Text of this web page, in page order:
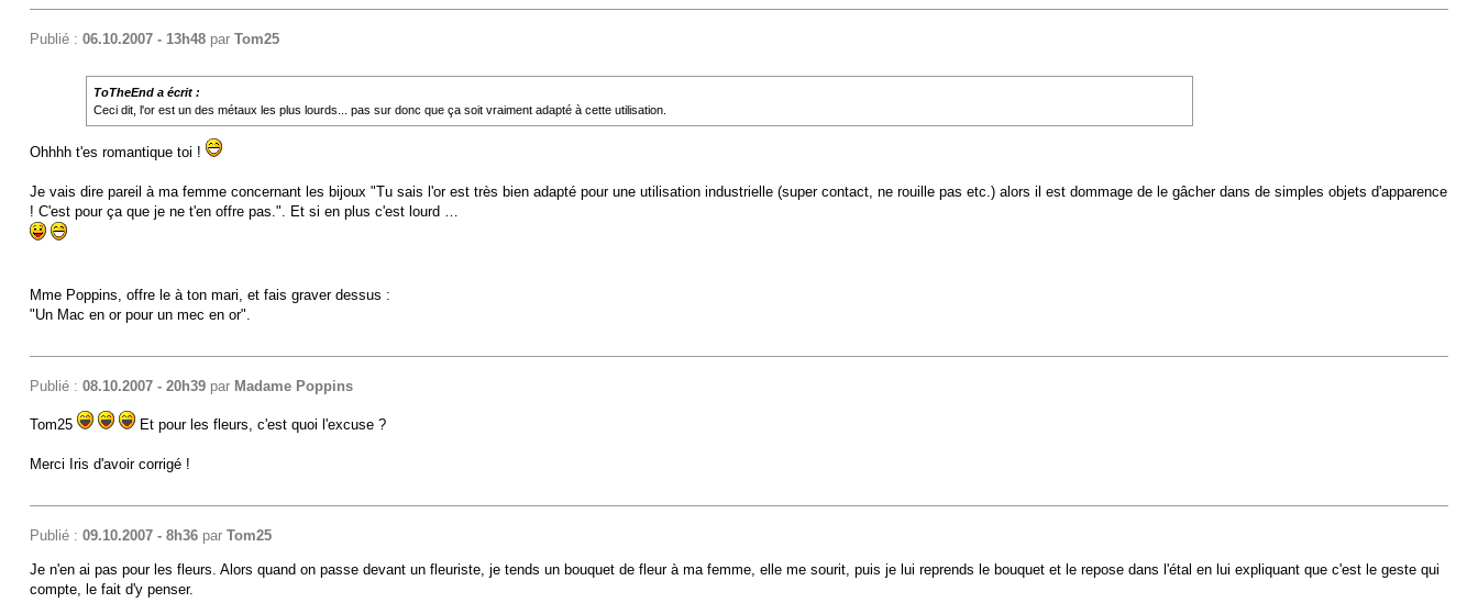
Publié : 06.10.2007 - 13h48par Tom25
ToTheEnd a écrit :
Ceci dit, l'or est un des métaux les plus lourds... pas sur donc que ça soit vraiment adapté à cette utilisation.
Ohhhh t'es romantique toi !
Je vais dire pareil à ma femme concernant les bijoux "Tu sais l'or est très bien adapté pour une utilisation industrielle (super contact, ne rouille pas etc.) alors il est dommage de le gâcher dans de simples objets d'apparence
! C'est pour ça que je ne t'en offre pas.". Et si en plus c'est lourd …
Mme Poppins, offre le à ton mari, et fais graver dessus :
"Un Mac en or pour un mec en or".
Publié : 08.10.2007 - 20h39par Madame Poppins
Tom25 Et pour les fleurs, c'est quoi l'excuse ?
Merci Iris d'avoir corrigé !
Publié : 09.10.2007 - 8h36par Tom25
Je n'en ai pas pour les fleurs. Alors quand on passe devant un fleuriste, je tends un bouquet de fleur à ma femme, elle me sourit, puis je lui reprends le bouquet et le repose dans l'étal en lui expliquant que c'est le geste qui
compte, le fait d'y penser.